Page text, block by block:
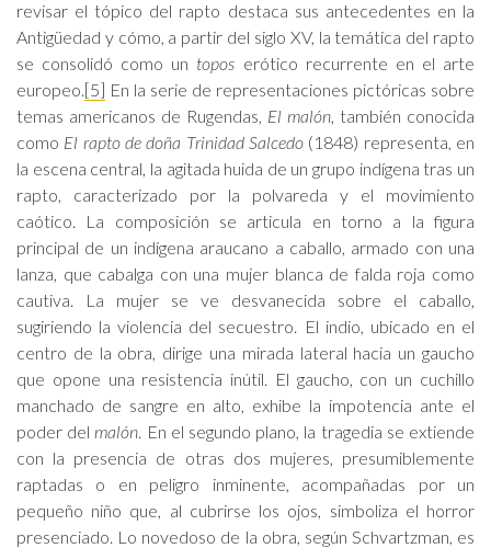
revisar el tópico del rapto destaca sus antecedentes en la
Antigüedad y cómo, a partir del siglo XV, la temática del rapto
se consolidó como un topos erótico recurrente en el arte
europeo.[5] En la serie de representaciones pictóricas sobre
temas americanos de Rugendas, El malón, también conocida
como El rapto de doña Trinidad Salcedo (1848) representa, en
la escena central, la agitada huida de un grupo indígena tras un
rapto, caracterizado por la polvareda y el movimiento
caótico. La composición se articula en torno a la figura
principal de un indígena araucano a caballo, armado con una
lanza, que cabalga con una mujer blanca de falda roja como
cautiva. La mujer se ve desvanecida sobre el caballo,
sugiriendo la violencia del secuestro. El indio, ubicado en el
centro de la obra, dirige una mirada lateral hacia un gaucho
que opone una resistencia inútil. El gaucho, con un cuchillo
manchado de sangre en alto, exhibe la impotencia ante el
poder del malón. En el segundo plano, la tragedia se extiende
con la presencia de otras dos mujeres, presumiblemente
raptadas o en peligro inminente, acompañadas por un
pequeño niño que, al cubrirse los ojos, simboliza el horror
presenciado. Lo novedoso de la obra, según Schvartzman, es